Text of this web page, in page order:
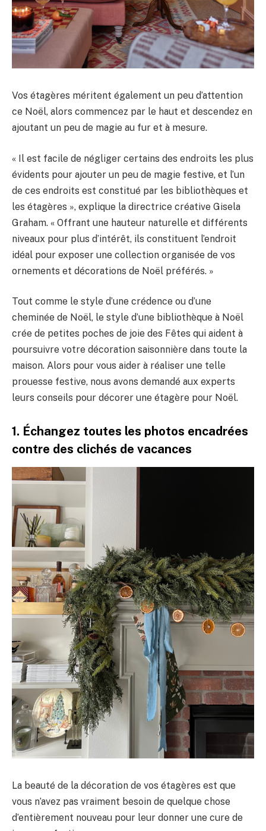
Vos étagères méritent également un peu d’attention
ce Noël, alors commencez par le haut et descendez en
ajoutant un peu de magie au fur et à mesure.
« Il est facile de négliger certains des endroits les plus
évidents pour ajouter un peu de magie festive, et l’un
de ces endroits est constitué par les bibliothèques et
les étagères », explique la directrice créative Gisela
Graham. « Offrant une hauteur naturelle et différents
niveaux pour plus d’intérêt, ils constituent l’endroit
idéal pour exposer une collection organisée de vos
ornements et décorations de Noël préférés. »
Tout comme le style d’une crédence ou d’une
cheminée de Noël, le style d’une bibliothèque à Noël
crée de petites poches de joie des Fêtes qui aident à
poursuivre votre décoration saisonnière dans toute la
maison. Alors pour vous aider à réaliser une telle
prouesse festive, nous avons demandé aux experts
leurs conseils pour décorer une étagère pour Noël.
1. Échangez toutes les photos encadrées
contre des clichés de vacances
La beauté de la décoration de vos étagères est que
vous n’avez pas vraiment besoin de quelque chose
d’entièrement nouveau pour leur donner une cure de